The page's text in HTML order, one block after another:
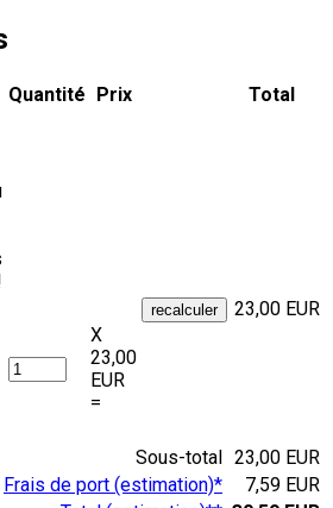
Quantité Prix Total
X
23,00
EUR
=
23,00 EUR
Sous-total 23,00 EUR
Frais de port (estimation)*
7,59 EUR